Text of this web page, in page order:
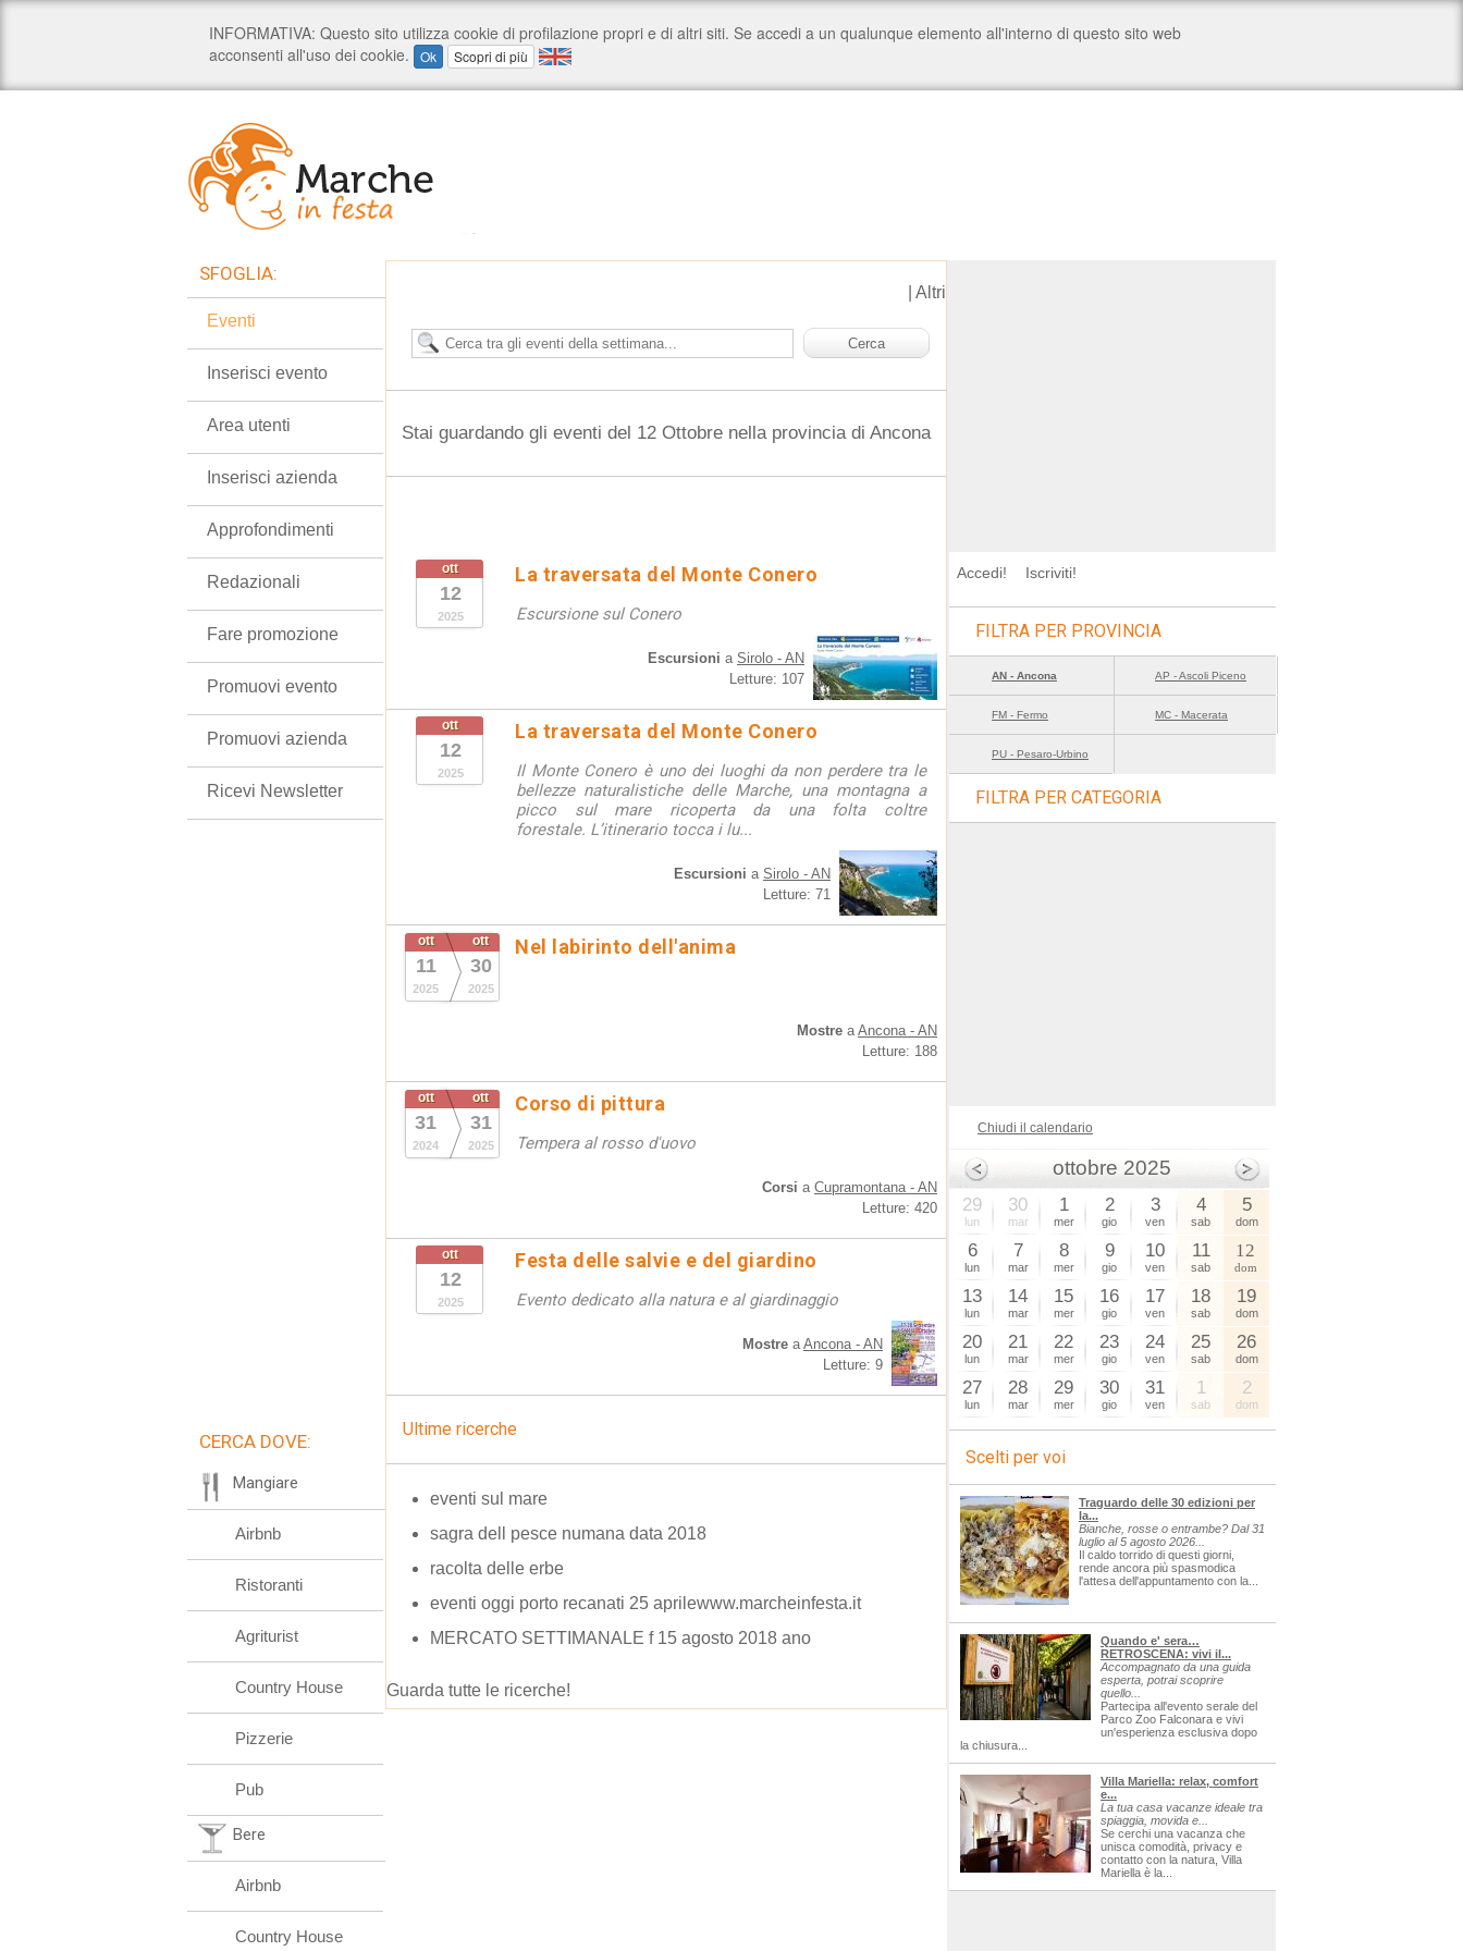
Altri
Stai guardando gli eventi del 12 Ottobre nella provincia di Ancona
ott
12
2025
La traversata del Monte Conero
Escursione sul Conero
Escursioni a Sirolo - AN
Letture: 107
ott
12
2025
La traversata del Monte Conero
Il Monte Conero è uno dei luoghi da non perdere tra le
bellezze naturalistiche delle Marche, una montagna a
picco sul mare ricoperta da una folta coltre
forestale. L’itinerario tocca i lu...
Escursioni a Sirolo - AN
Letture: 71
ott
11
2025
ott
30
2025
Nel labirinto dell'anima
Mostre aAncona - AN
Letture: 188
ott
31
2024
ott
31
2025
Corso di pittura
Tempera al rosso d'uovo
Corsi a Cupramontana - AN
Letture: 420
ott
12
2025
Festa delle salvie e del giardino
Evento dedicato alla natura e al giardinaggio
Mostre aAncona - AN
Letture: 9
Ultime ricerche
eventi sul mare
sagra dell pesce numana data 2018
racolta delle erbe
eventi oggi porto recanati 25 aprilewww.marcheinfesta.it
MERCATO SETTIMANALE f 15 agosto 2018 ano
Guarda tutte le ricerche!
SFOGLIA:
Eventi
Inserisci evento
Area utenti
Inserisci azienda
Approfondimenti
Redazionali
Fare promozione
Promuovi evento
Promuovi azienda
Ricevi Newsletter
CERCA DOVE:
Mangiare
Airbnb
Ristoranti
Agriturist
Country House
Pizzerie
Pub
Bere
Airbnb
Country House
Accedi! Iscriviti!
FILTRA PER PROVINCIA
AN - Ancona AP - Ascoli Piceno
FM - Fermo MC - Macerata
PU - Pesaro-Urbino
FILTRA PER CATEGORIA
Chiudi il calendario
ottobre 2025
29
lun
30
mar
1
mer
2
gio
3
ven
4
sab
5
dom
6
lun
7
mar
8
mer
9
gio
10
ven
11
sab
12
dom
13
lun
14
mar
15
mer
16
gio
17
ven
18
sab
19
dom
20
lun
21
mar
22
mer
23
gio
24
ven
25
sab
26
dom
27
lun
28
mar
29
mer
30
gio
31
ven
1
sab
2
dom
Scelti per voi
Traguardo delle 30 edizioni per
la...
Bianche, rosse o entrambe? Dal 31
luglio al 5 agosto 2026...
Il caldo torrido di questi giorni,
rende ancora più spasmodica
l'attesa dell'appuntamento con la...
Quando e' sera…
RETROSCENA: vivi il...
Accompagnato da una guida
esperta, potrai scoprire
quello...
Partecipa all'evento serale del
Parco Zoo Falconara e vivi
un'esperienza esclusiva dopo
la chiusura...
Villa Mariella: relax, comfort
e...
La tua casa vacanze ideale tra
spiaggia, movida e...
Se cerchi una vacanza che
unisca comodità, privacy e
contatto con la natura, Villa
Mariella è la...